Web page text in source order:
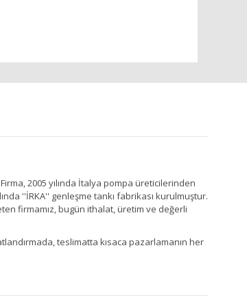
2005 yılında İtalya pompa üreticilerinden
''İRKA'' genleşme tankı fabrikası kurulmuştur.
firmamız, bugün ithalat, üretim ve değerli
teslimatta kısaca pazarlamanın her